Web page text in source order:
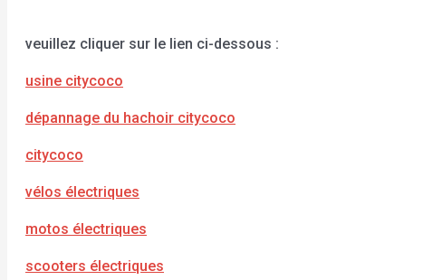
veuillez cliquer sur le lien ci-dessous :
usine citycoco
dépannage du hachoir citycoco
citycoco
vélos électriques
motos électriques
scooters électriques